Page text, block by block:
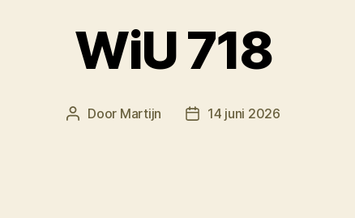
WiU 718
Berichtauteur
Door Martijn Berichtdatum
14 juni 2026